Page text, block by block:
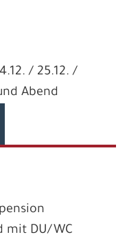
/ 25.12. /
Abend
mit DU/WC